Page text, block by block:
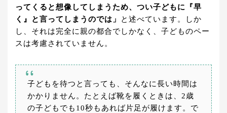
ってくると想像してしまうため、つい子どもに『早
く』と言ってしまうのでは」
と述べています。しか
し、それは完全に親の都合でしかなく、子どものペー
スは考慮されていません。
子どもを待つと言っても、そんなに長い時間は
かかりません。たとえば靴を履くときは、2歳
の子どもでも10秒もあれば片足が履けます。で